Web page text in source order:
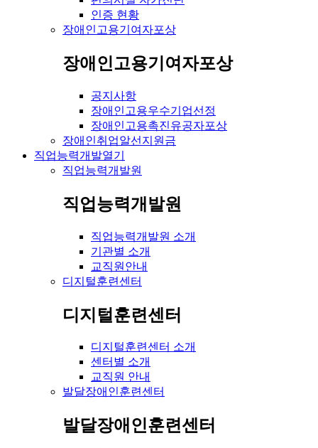
인증 현황
장애인고용기여자포상
장애인고용기여자포상
공지사항
장애인고용우수기업선정
장애인고용촉진유공자포상
장애인취업알선지원금
직업능력개발열기
직업능력개발원
직업능력개발원
직업능력개발원 소개
기관별 소개
교직원안내
디지털훈련센터
디지털훈련센터
디지털훈련센터 소개
센터별 소개
교직원 안내
발달장애인훈련센터
발달장애인훈련센터